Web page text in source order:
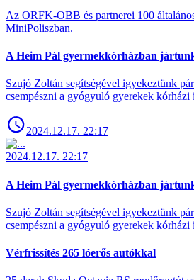
Az ORFK-OBB és partnerei 100
MiniPoliszban.
A Heim Pál gyermekkórházban
Szujó Zoltán segítségével igyekeztünk
csempészni a gyógyuló gyerekek kórházi
2024.12.17. 22:17
2024.12.17. 22:17
A Heim Pál gyermekkórházban
Szujó Zoltán segítségével igyekeztünk
csempészni a gyógyuló gyerekek kórházi
Vérfrissítés 265 lóerős autókkal